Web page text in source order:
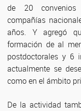
de 20 convenios
compañías
años. Y agregó
formación de al
postdoctorales y 6
actualmente se
como en el ámbito
De la actividad